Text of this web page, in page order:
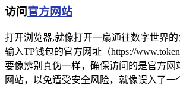
访问官方网站
打开浏览器,就像打开一扇通往数字世界
输入TP钱包的官方网址（https://
要像辨别真伪一样，确保访问的是官方网
网站，以免遭受安全风险，就像误入了一